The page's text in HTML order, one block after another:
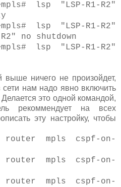
lsp "LSP-R1-R2"
lsp "LSP-R1-R2"
no shutdown
lsp "LSP-R1-R2"
выше ничего не произойдет,
нам надо явно включить
это одной командой,
рекоммендует на всех
эту настройку, чтобы
router mpls cspf-on-
router mpls cspf-on-
router mpls cspf-on-